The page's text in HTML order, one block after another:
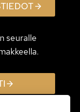
seuralle